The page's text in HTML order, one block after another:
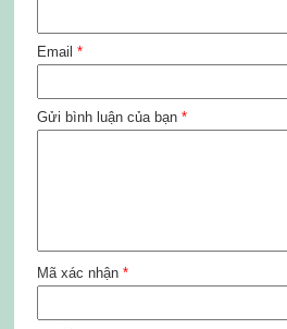
Email *
Gửi bình luận của bạn *
Mã xác nhận *